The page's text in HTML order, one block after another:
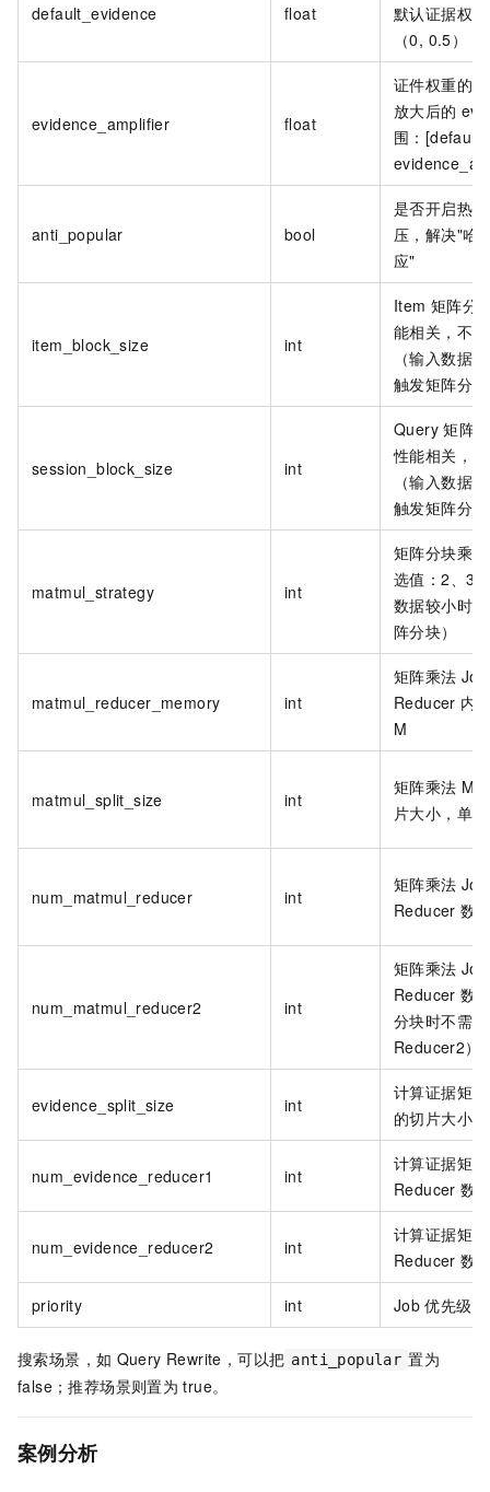
default_evidence float
默认证据权
（0, 0.5）
evidence_amplifier float
证件权重的
放大后的
围：
anti_popular bool
是否开启热
压，解决"哈
应"
item_block_size int
Item 矩阵分
能相关，不
（输入数据
触发矩阵分
session_block_size int
Query 矩阵
性能相关，
（输入数据
触发矩阵分
matmul_strategy int
矩阵分块乘
选值：2、3
数据较小时
阵分块）
matmul_reducer_memory int
矩阵乘法
Reducer 内
M
matmul_split_size int
矩阵乘法
片大小，单
num_matmul_reducer int
矩阵乘法
Reducer 数
num_matmul_reducer2 int
矩阵乘法
Reducer 数
分块时不需要
Reducer2）
evidence_split_size int
计算证据矩阵
的切片大小
num_evidence_reducer1 int
计算证据矩阵
Reducer 数
num_evidence_reducer2 int
计算证据矩阵
Reducer 数
priority int Job 优先级
搜索场景，如 Query Rewrite，可以把 anti_popular 置为
false；推荐场景则置为 true。
案例分析